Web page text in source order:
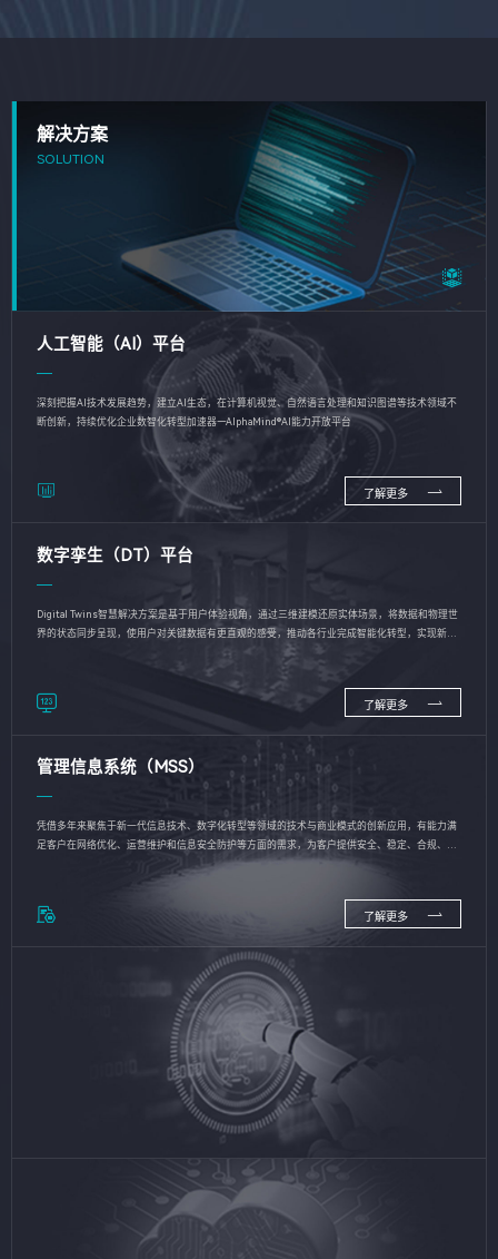
解决方案
SOLUTION
人工智能（AI）平台
深刻把握AI技术发展趋势，建立AI生态，在计算机视觉、自然语言处理和知识图谱等技术领域不
断创新，持续优化企业数智化转型加速器—AlphaMind®AI能力开放平台
了解更多
数字孪生（DT）平台
Digital Twins智慧解决方案是基于用户体验视角，通过三维建模还原实体场景，将数据和物理世
界的状态同步呈现，使用户对关键数据有更直观的感受，推动各行业完成智能化转型，实现新旧
了解更多
管理信息系统（MSS）
凭借多年来聚焦于新一代信息技术、数字化转型等领域的技术与商业模式的创新应用，有能力满
足客户在网络优化、运营维护和信息安全防护等方面的需求，为客户提供安全、稳定、合规、持
了解更多